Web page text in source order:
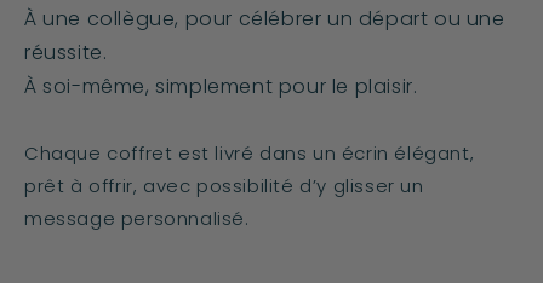
À une collègue, pour célébrer un départ ou une
réussite.
À soi-même, simplement pour le plaisir.
Chaque coffret est livré dans un écrin élégant,
prêt à offrir, avec possibilité d’y glisser un
message personnalisé.